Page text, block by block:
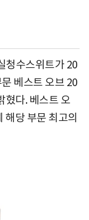
청수스위트가 20
베스트 오브 20
다. 베스트 오
당 부문 최고의